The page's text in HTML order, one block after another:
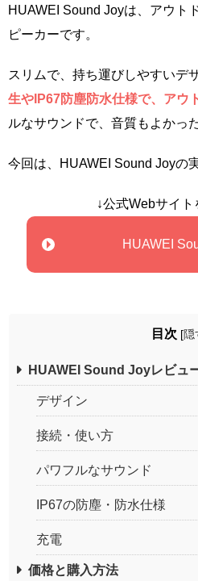
HUAWEI Sound Joyは、アウト
ピーカーです。
スリムで、持ち運びしやすいデ
生やIP67防塵防水仕様で、アウ
ルなサウンドで、音質もよかっ
今回は、HUAWEI Sound Joyの
↓公式Webサイト
HUAWEI
目次 [隠
HUAWEI Sound Joyレビュ
デザイン
接続・使い方
パワフルなサウンド
IP67の防塵・防水仕様
充電
価格と購入方法